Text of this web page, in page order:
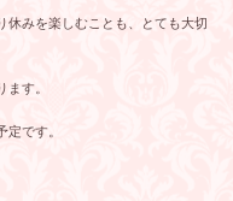
休みを楽しむことも、とても大切
す。
です。